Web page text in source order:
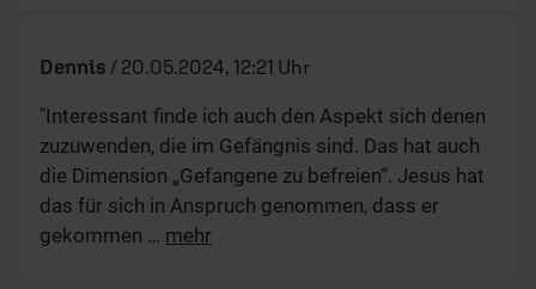
Dennis / 20.05.2024, 12:21 Uhr
"Interessant finde ich auch den Aspekt sich denen
zuzuwenden, die im Gefängnis sind. Das hat auch
die Dimension „Gefangene zu befreien“. Jesus hat
das für sich in Anspruch genommen, dass er
gekommen … mehr